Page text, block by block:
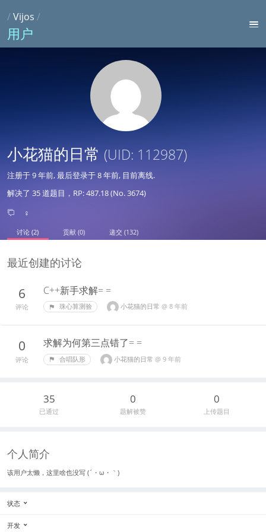
/Vijos /
用户
小花猫的日常 (UID: 112987)
注册于9 年前, 最后登录于8 年前, 目前离线.
解决了 35 道题目，RP: 487.18 (No. 3674)
♀
讨论 (2) 贡献 (0) 递交 (132)
最近创建的讨论
6
评论
C++新手求解= =
珠心算测验 小花猫的日常 @ 8 年前
0
评论
求解为何第三点错了= =
合唱队形 小花猫的日常 @ 9 年前
35
已通过
0
题解被赞
0
上传题目
个人简介
该用户太懒，这里啥也没写 (´・ω・｀)
状态
开发